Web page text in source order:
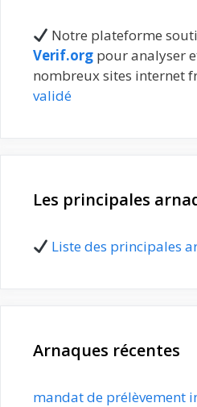
Notre plateforme
Verif.org pour analyser
nombreux sites internet
validé
Les principales
Liste des principales
Arnaques récentes
mandat de prélèvement